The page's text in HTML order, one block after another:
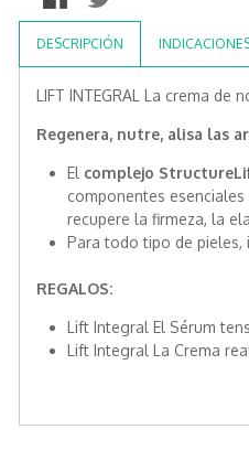
DESCRIPCIÓN
LIFT INTEGRAL La crema de
Regenera, nutre, alisa las
El complejo
componentes esenciales
recupere la firmeza, la
Para todo tipo de pieles,
REGALOS:
Lift Integral El Sérum
Lift Integral La Crema